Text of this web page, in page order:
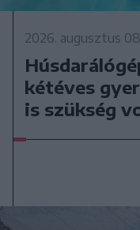
2026. augusztus
kétéves
is szükség